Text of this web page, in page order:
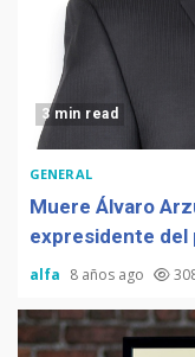
3 min read
GENERAL
Muere Álvaro
expresidente del
alfa 8 años ago